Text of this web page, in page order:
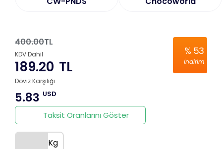
% 53
İndirim
400.00TL
189.20 TL
KDV Dahil
Döviz Karşılığı
5.83 USD
Taksit Oranlarını Göster
Kg